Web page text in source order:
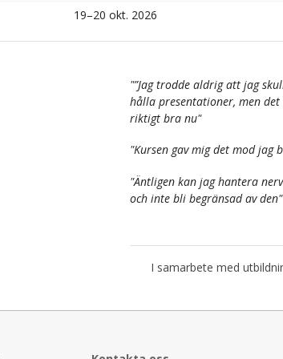
19–20 okt. 2026
"”Jag trodde aldrig att jag
hålla presentationer, men det
riktigt bra nu"
"Kursen gav mig det mod jag
"Äntligen kan jag hantera
och inte bli begränsad av den"
I samarbete med